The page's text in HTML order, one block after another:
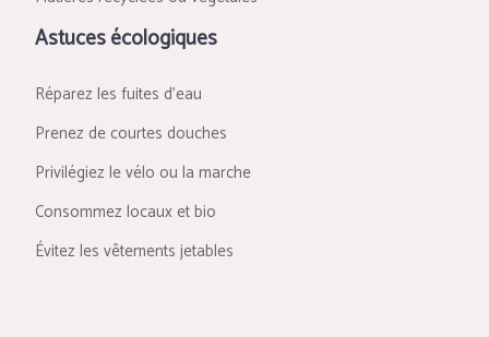
Astuces écologiques
Réparez les fuites d’eau
Prenez de courtes douches
Privilégiez le vélo ou la marche
Consommez locaux et bio
Évitez les vêtements jetables